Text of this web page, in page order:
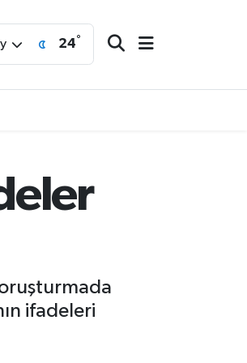
24°
ifadeleri